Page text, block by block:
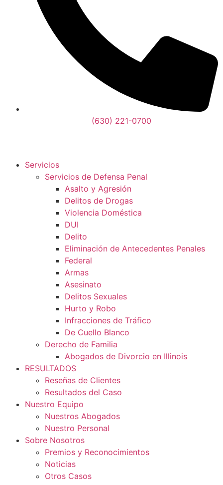
(630) 221-0700
Servicios
Servicios de Defensa Penal
Asalto y Agresión
Delitos de Drogas
Violencia Doméstica
DUI
Delito
Eliminación de Antecedentes Penales
Federal
Armas
Asesinato
Delitos Sexuales
Hurto y Robo
Infracciones de Tráfico
De Cuello Blanco
Derecho de Familia
Abogados de Divorcio en Illinois
RESULTADOS
Reseñas de Clientes
Resultados del Caso
Nuestro Equipo
Nuestros Abogados
Nuestro Personal
Sobre Nosotros
Premios y Reconocimientos
Noticias
Otros Casos